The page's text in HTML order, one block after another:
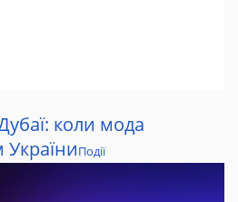
коли мода
УкраїниПодії